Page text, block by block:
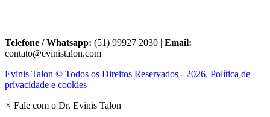
Telefone / Whatsapp: (51) 99927 2030 | Email:
contato@evinistalon.com
Evinis Talon © Todos os Direitos Reservados - 2026. Política de
privacidade e cookies
× Fale com o Dr. Evinis Talon